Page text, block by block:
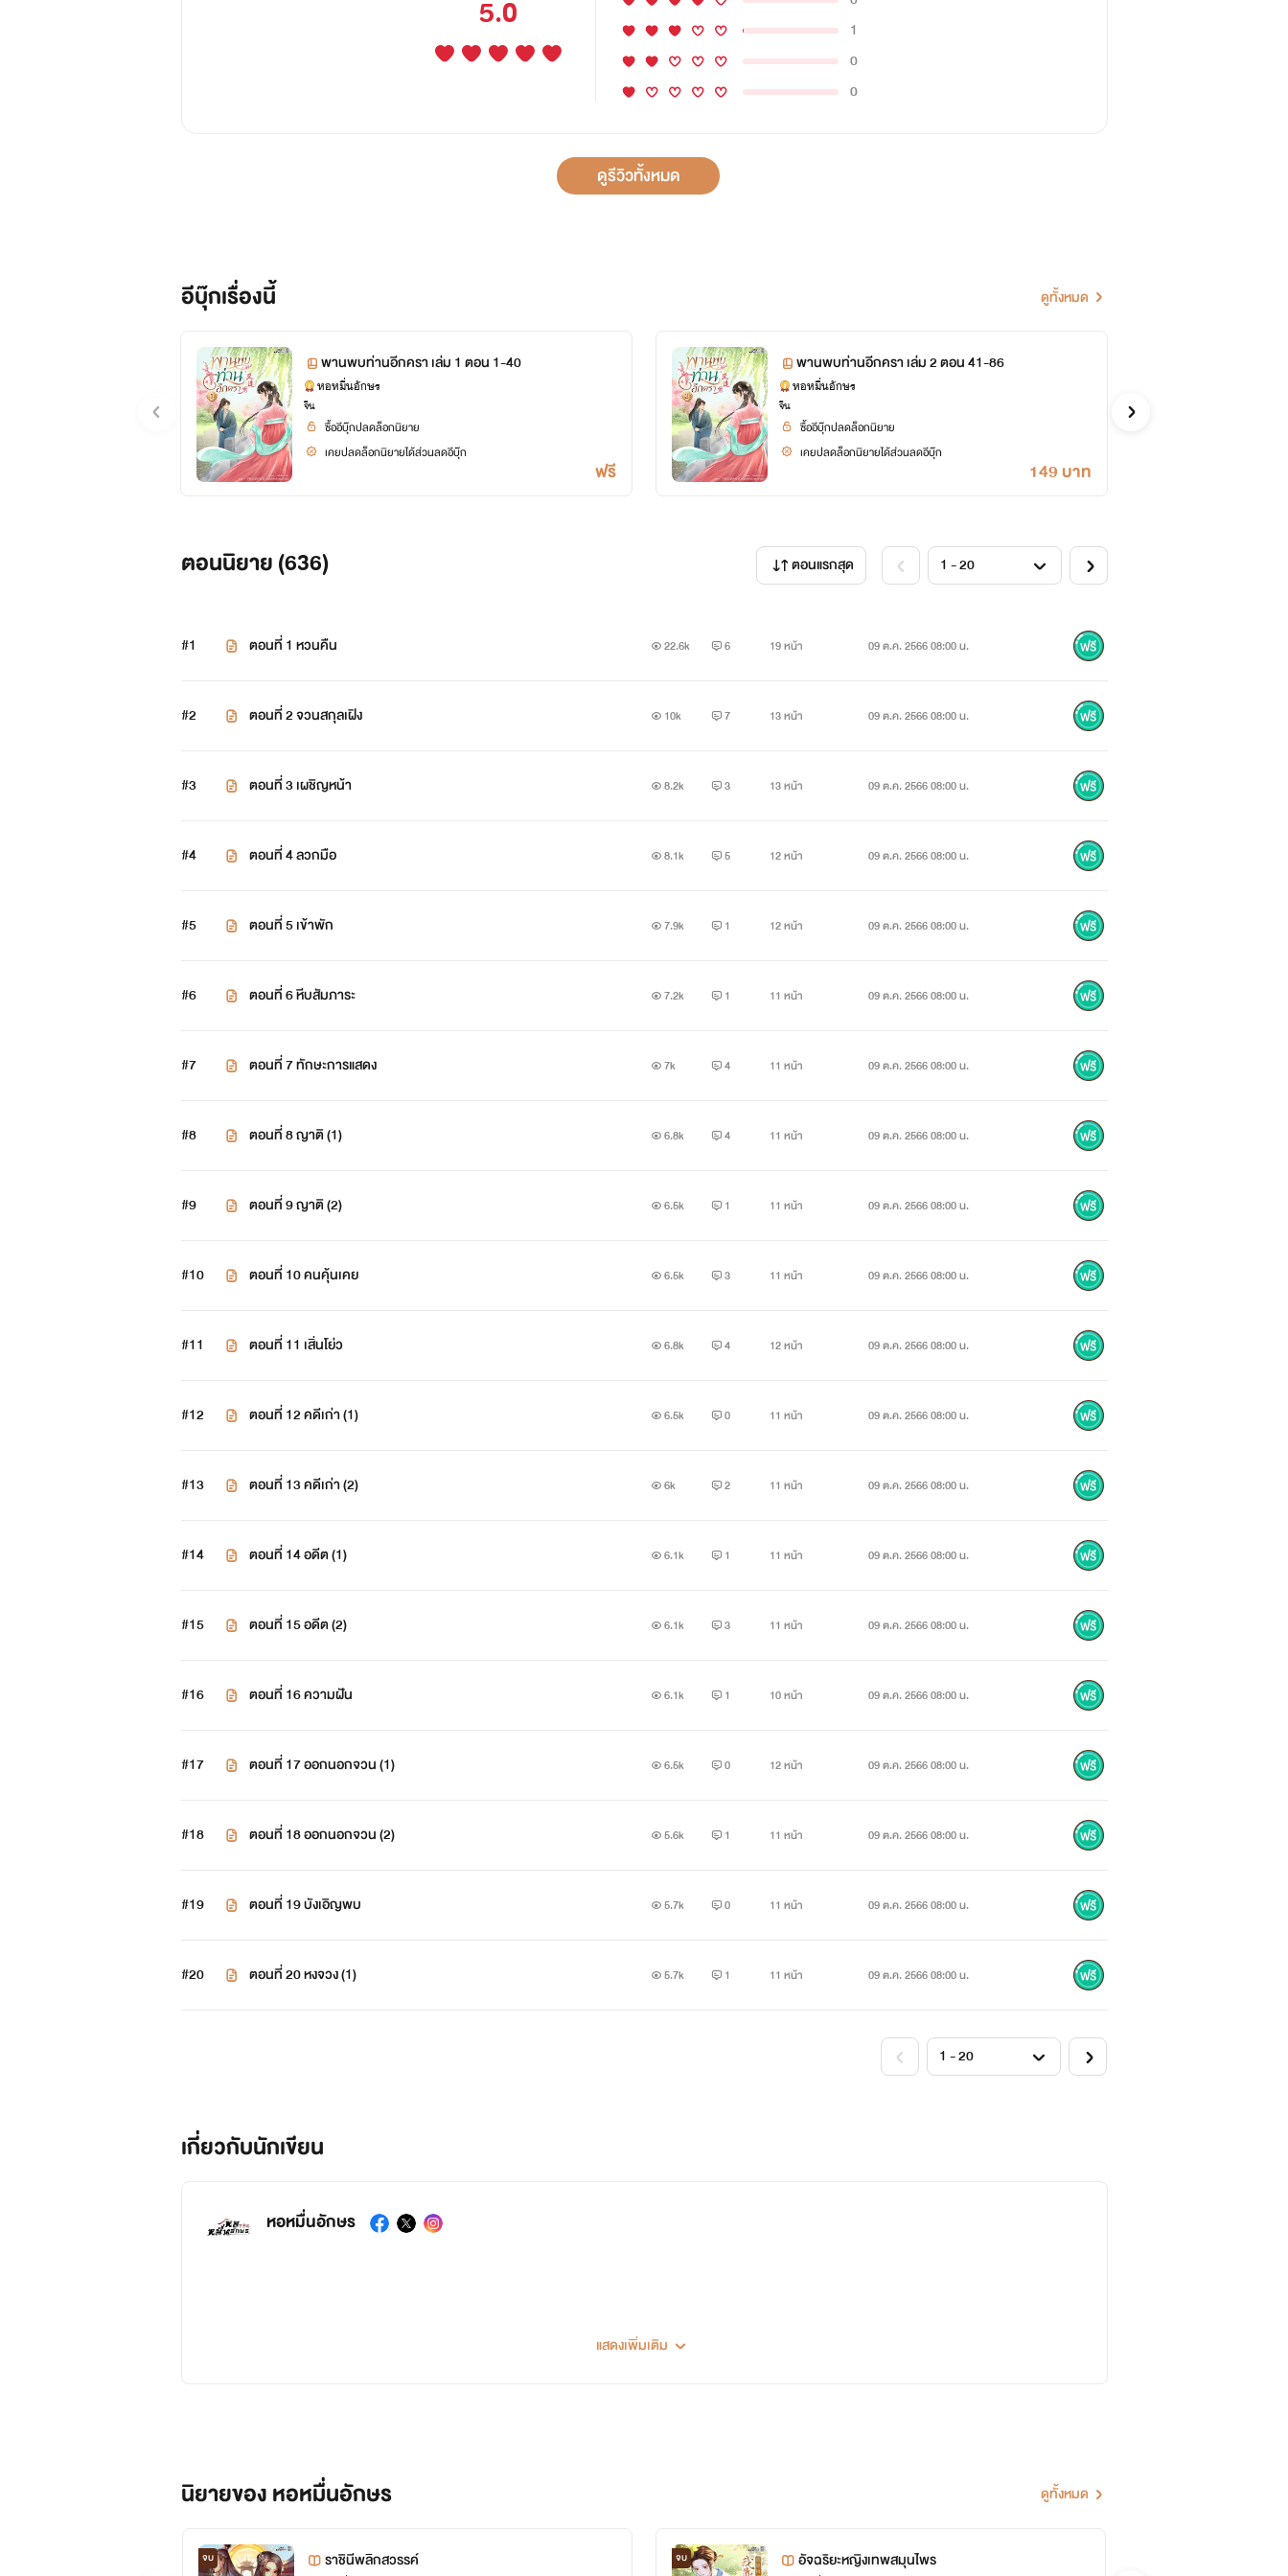
5.0
1
0
0
ดูรีวิวทั้งหมด
อีบุ๊กเรื่องนี้ ดูทั้งหมด
พานพบท่านอีกครา เล่ม 1 ตอน 1-40
หอหมื่นอักษร
จีน
ซื้ออีบุ๊กปลดล็อกนิยาย
เคยปลดล็อกนิยายได้ส่วนลดอีบุ๊ก
ฟรี
พานพบท่านอีกครา เล่ม 2 ตอน 41-86
หอหมื่นอักษร
จีน
ซื้ออีบุ๊กปลดล็อกนิยาย
เคยปลดล็อกนิยายได้ส่วนลดอีบุ๊ก
149 บาท
ตอนนิยาย (636) ตอนแรกสุด
#1 ตอนที่ 1 หวนคืน 22.6k 6 19 หน้า 09 ต.ค. 2566 08:00 น.
#2 ตอนที่ 2 จวนสกุลเฝิง 10k 7 13 หน้า 09 ต.ค. 2566 08:00 น.
#3 ตอนที่ 3 เผชิญหน้า 8.2k 3 13 หน้า 09 ต.ค. 2566 08:00 น.
#4 ตอนที่ 4 ลวกมือ 8.1k 5 12 หน้า 09 ต.ค. 2566 08:00 น.
#5 ตอนที่ 5 เข้าพัก 7.9k 1 12 หน้า 09 ต.ค. 2566 08:00 น.
#6 ตอนที่ 6 หีบสัมภาระ 7.2k 1 11 หน้า 09 ต.ค. 2566 08:00 น.
#7 ตอนที่ 7 ทักษะการแสดง 7k 4 11 หน้า 09 ต.ค. 2566 08:00 น.
#8 ตอนที่ 8 ญาติ (1) 6.8k 4 11 หน้า 09 ต.ค. 2566 08:00 น.
#9 ตอนที่ 9 ญาติ (2) 6.5k 1 11 หน้า 09 ต.ค. 2566 08:00 น.
#10 ตอนที่ 10 คนคุ้นเคย 6.5k 3 11 หน้า 09 ต.ค. 2566 08:00 น.
#11 ตอนที่ 11 เสิ่นโย่ว 6.8k 4 12 หน้า 09 ต.ค. 2566 08:00 น.
#12 ตอนที่ 12 คดีเก่า (1) 6.5k 0 11 หน้า 09 ต.ค. 2566 08:00 น.
#13 ตอนที่ 13 คดีเก่า (2) 6k 2 11 หน้า 09 ต.ค. 2566 08:00 น.
#14 ตอนที่ 14 อดีต (1) 6.1k 1 11 หน้า 09 ต.ค. 2566 08:00 น.
#15 ตอนที่ 15 อดีต (2) 6.1k 3 11 หน้า 09 ต.ค. 2566 08:00 น.
#16 ตอนที่ 16 ความฝัน 6.1k 1 10 หน้า 09 ต.ค. 2566 08:00 น.
#17 ตอนที่ 17 ออกนอกจวน (1) 6.5k 0 12 หน้า 09 ต.ค. 2566 08:00 น.
#18 ตอนที่ 18 ออกนอกจวน (2) 5.6k 1 11 หน้า 09 ต.ค. 2566 08:00 น.
#19 ตอนที่ 19 บังเอิญพบ 5.7k 0 11 หน้า 09 ต.ค. 2566 08:00 น.
#20 ตอนที่ 20 หงจวง (1) 5.7k 1 11 หน้า 09 ต.ค. 2566 08:00 น.
เกี่ยวกับนักเขียน
หอหมื่นอักษร
แสดงเพิ่มเติม
นิยายของ หอหมื่นอักษร ดูทั้งหมด
จบ ราชินีพลิกสวรรค์ จบ อัจฉริยะหญิงเทพสมุนไพร